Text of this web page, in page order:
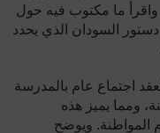
ما مكتوب فيه حول
السودان الذي يحدد
اجتماع عام بالمدرسة
ومما يميز هذه
المواطنة. ويوضح